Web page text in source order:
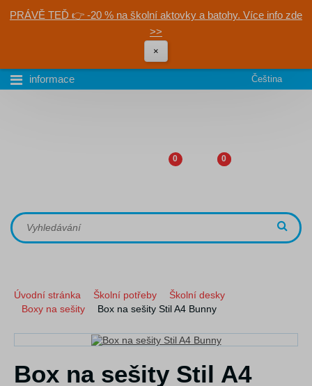
PRÁVĚ TEĎ 👉 -20 % na školní aktovky a batohy. Více info zde
>>
×
informace Čeština
0 0
Úvodní stránka Školní potřeby
Školní desky
Boxy na sešity
Box na sešity Stil A4 Bunny
Box na sešity Stil A4